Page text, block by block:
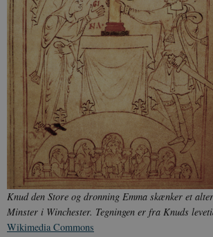
Knud den Store og dronning Emma skænker et
Minster i Winchester. Tegningen er fra Knuds
Wikimedia Commons